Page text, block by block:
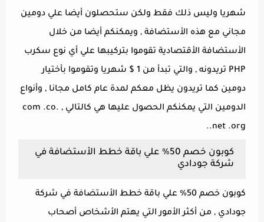
شهريا وليس ذلك فقط ولكن ستحصلون أيضا علي دومين
مجاني مع هذه الأستضافة , ويمكنكم أيضا من خلال
الأستضافة الأقتصادية تقوموا بتركيبها علي أي نوع سكرب
PHP تريدونه , والتي تبدأ من 1 $ شهريا وتقوموا بأختيار
دومين كما تريدون يظل معكم لمدة عام كامل مجانا , وأنواع
الدومين التي يمكنكم الحصول عليها هي كالتالي , .com .co
.net .org.
كوبون خصم 50% علي باقة خطط الأستضافة في
شركة جودادي
كوبون خصم 50% علي باقة خطط الأستضافة في شركة
جودادي , من أكثر الأمور التي يهتم الأشخاص أصحاب